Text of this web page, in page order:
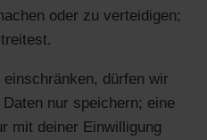
oder zu verteidigen;
dürfen wir
nur speichern; eine
mit deiner Einwilligung